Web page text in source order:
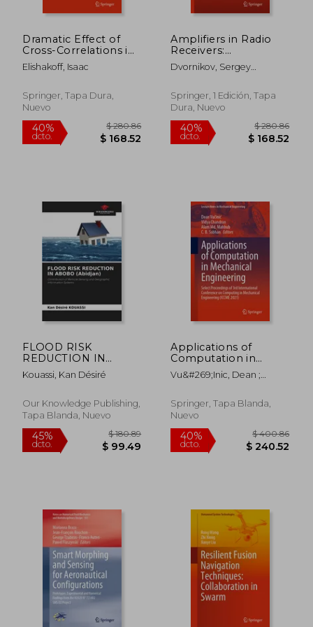
dcto. $ 114.52
45%
dcto.
Dramatic Effect of
Cross-Correlations in
Random Vibrations of
Discrete Systems,
Shells (en Inglés)
Elishakoff, Isaac
Springer, Tapa Dura,
Nuevo
Amplifiers in Radio
Receivers:
Characteristics,
Operating Principles,
Inglés)
Dvornikov, Sergey
Alexander Fedotovich ;
Velmisov, Igor Anatolyevich
Springer, 1 Edición, Tapa
Dura, Nuevo
FLOOD RISK
REDUCTION IN
ABOBO (Abidjan) (en
Inglés)
Kouassi, Kan Désiré
Our Knowledge Publishing,
Tapa Blanda, Nuevo
Applications of
Computation in
Mechanical
Engineering: Select
International
Conference on
Mechanical
Engineering (Iccm
Vu&#269;inic, Dean ;
Alam MD
Springer, Tapa Blanda,
Nuevo